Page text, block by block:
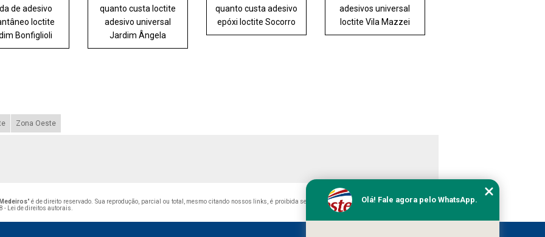
de adesivo
loctite
Bonfiglioli
quanto custa loctite
adesivo universal
Jardim Ângela
quanto custa adesivo
epóxi loctite Socorro
adesivos universal
loctite Vila Mazzei
Zona Oeste
" é de direito reservado. Sua reprodução, parcial ou total, mesmo citando nossos links, é proibida sem a autorização do autor. Crime de violação de
- Lei de direitos autorais
Olá! Fale agora pelo WhatsApp.